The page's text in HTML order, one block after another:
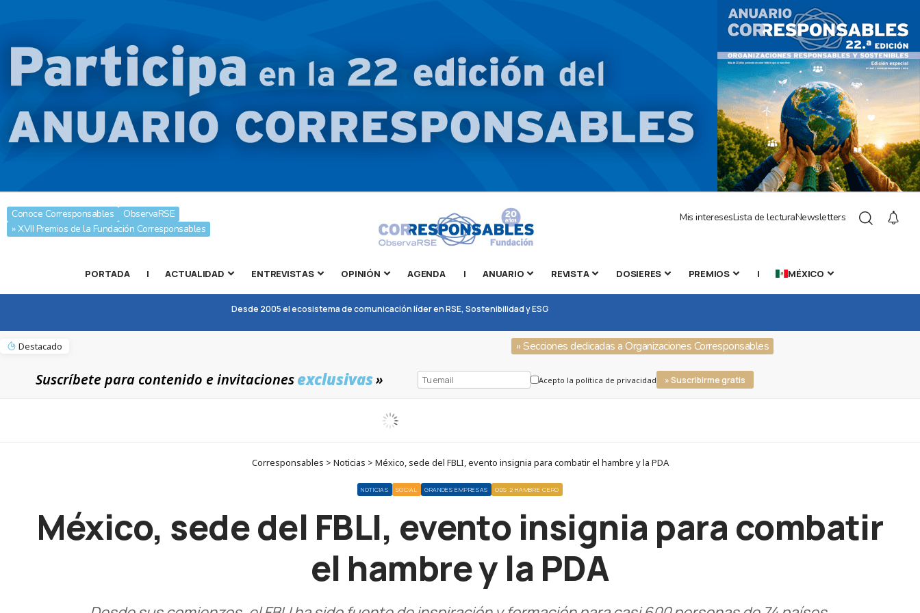
Conoce Corresponsables
ObservaRSE
» XVII Premios de la Fundación Corresponsables
Mis interesesLista de lecturaNewsletters
PORTADA | ACTUALIDAD ENTREVISTAS OPINIÓN AGENDA | ANUARIO REVISTA DOSIERES PREMIOS | MÉXICO
Desde 2005 el ecosistema de comunicación líder en RSE, Sostenibilidad y ESG
Destacado » Secciones dedicadas a Organizaciones Corresponsables
Suscríbete para contenido e invitacionesexclusivas» Acepto la política de privacidad » Suscribirme gratis
Corresponsables > Noticias > México, sede del FBLI, evento insignia para combatir el hambre y la PDA
NOTICIAS SOCIAL GRANDES EMPRESAS ODS 2 HAMBRE CERO
México, sede del FBLI, evento insignia para combatir
el hambre y la PDA